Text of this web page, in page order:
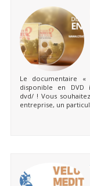
Le documentaire
disponible en DVD
dvd/ ! Vous
entreprise, un